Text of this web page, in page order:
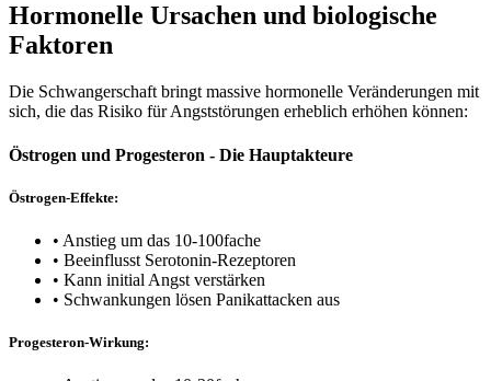
Hormonelle Ursachen und biologische
Faktoren
Die Schwangerschaft bringt massive hormonelle Veränderungen mit
sich, die das Risiko für Angststörungen erheblich erhöhen können:
Östrogen und Progesteron - Die Hauptakteure
Östrogen-Effekte:
• Anstieg um das 10-100fache
• Beeinflusst Serotonin-Rezeptoren
• Kann initial Angst verstärken
• Schwankungen lösen Panikattacken aus
Progesteron-Wirkung: